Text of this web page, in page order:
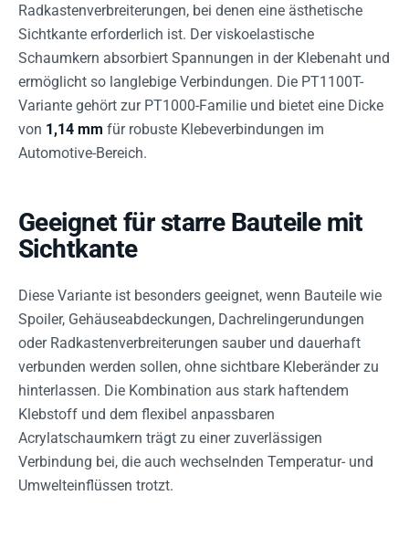
Radkastenverbreiterungen, bei denen eine ästhetische
Sichtkante erforderlich ist. Der viskoelastische
Schaumkern absorbiert Spannungen in der Klebenaht und
ermöglicht so langlebige Verbindungen. Die PT1100T-
Variante gehört zur PT1000-Familie und bietet eine Dicke
von 1,14 mm für robuste Klebeverbindungen im
Automotive-Bereich.
Geeignet für starre Bauteile mit
Sichtkante
Diese Variante ist besonders geeignet, wenn Bauteile wie
Spoiler, Gehäuseabdeckungen, Dachrelingerundungen
oder Radkastenverbreiterungen sauber und dauerhaft
verbunden werden sollen, ohne sichtbare Kleberänder zu
hinterlassen. Die Kombination aus stark haftendem
Klebstoff und dem flexibel anpassbaren
Acrylatschaumkern trägt zu einer zuverlässigen
Verbindung bei, die auch wechselnden Temperatur- und
Umwelteinflüssen trotzt.